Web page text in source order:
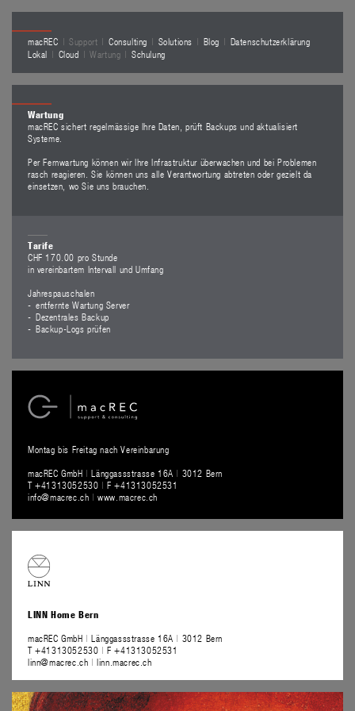
macREC Support Consulting Solutions Blog
Datenschutzerklärung
Lokal
Cloud Wartung Schulung
Wartung
macREC sichert regelmässige Ihre Daten, prüft Backups und aktualisiert
Systeme.
Per Fernwartung können wir Ihre Infrastruktur überwachen und bei Problemen
rasch reagieren. Sie können uns alle Verantwortung abtreten oder gezielt da
einsetzen, wo Sie uns brauchen.
Tarife
CHF 170.00 pro Stunde
in vereinbartem Intervall und Umfang
Jahrespauschalen
entfernte Wartung Server
Dezentrales Backup
Backup-Logs prüfen
Montag bis Freitag nach Vereinbarung
macREC GmbH | Länggassstrasse 16A | 3012 Bern
T +41313052530 | F +41313052531
info@macrec.ch | www.macrec.ch
LINN Home Bern
macREC GmbH | Länggassstrasse 16A | 3012 Bern
T +41313052530 | F +41313052531
linn@macrec.ch | linn.macrec.ch